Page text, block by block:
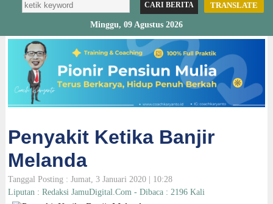
TRANSLATE
Minggu, 09 Agustus 2026
Penyakit Ketika Banjir
Melanda
Tanggal Posting : Jumat, 3 Januari 2020 | 10:28
Liputan : Redaksi JamuDigital.Com - Dibaca : 2196 Kali